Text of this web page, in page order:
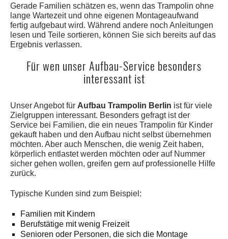
Gerade Familien schätzen es, wenn das Trampolin ohne
lange Wartezeit und ohne eigenen Montageaufwand
fertig aufgebaut wird. Während andere noch Anleitungen
lesen und Teile sortieren, können Sie sich bereits auf das
Ergebnis verlassen.
Für wen unser Aufbau-Service besonders
interessant ist
Unser Angebot für Aufbau Trampolin Berlin ist für viele
Zielgruppen interessant. Besonders gefragt ist der
Service bei Familien, die ein neues Trampolin für Kinder
gekauft haben und den Aufbau nicht selbst übernehmen
möchten. Aber auch Menschen, die wenig Zeit haben,
körperlich entlastet werden möchten oder auf Nummer
sicher gehen wollen, greifen gern auf professionelle Hilfe
zurück.
Typische Kunden sind zum Beispiel:
Familien mit Kindern
Berufstätige mit wenig Freizeit
Senioren oder Personen, die sich die Montage